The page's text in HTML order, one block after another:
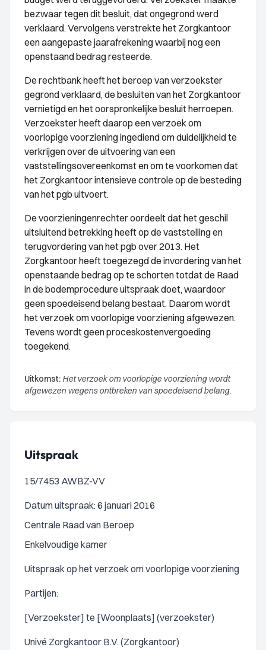
bezwaar tegen dit besluit, dat ongegrond werd
verklaard. Vervolgens verstrekte het Zorgkantoor
een aangepaste jaarafrekening waarbij nog een
openstaand bedrag resteerde.
De rechtbank heeft het beroep van verzoekster
gegrond verklaard, de besluiten van het Zorgkantoor
vernietigd en het oorspronkelijke besluit herroepen.
Verzoekster heeft daarop een verzoek om
voorlopige voorziening ingediend om duidelijkheid te
verkrijgen over de uitvoering van een
vaststellingsovereenkomst en om te voorkomen dat
het Zorgkantoor intensieve controle op de besteding
van het pgb uitvoert.
De voorzieningenrechter oordeelt dat het geschil
uitsluitend betrekking heeft op de vaststelling en
terugvordering van het pgb over 2013. Het
Zorgkantoor heeft toegezegd de invordering van het
openstaande bedrag op te schorten totdat de Raad
in de bodemprocedure uitspraak doet, waardoor
geen spoedeisend belang bestaat. Daarom wordt
het verzoek om voorlopige voorziening afgewezen.
Tevens wordt geen proceskostenvergoeding
toegekend.
Uitkomst: Het verzoek om voorlopige voorziening wordt
afgewezen wegens ontbreken van spoedeisend belang.
Uitspraak
15/7453 AWBZ-VV
Datum uitspraak: 6 januari 2016
Centrale Raad van Beroep
Enkelvoudige kamer
Uitspraak op het verzoek om voorlopige voorziening
Partijen:
[Verzoekster] te [Woonplaats] (verzoekster)
Univé Zorgkantoor B.V. (Zorgkantoor)